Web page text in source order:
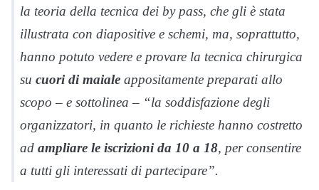
la teoria della tecnica dei by pass, che gli è stata
illustrata con diapositive e schemi, ma, soprattutto,
hanno potuto vedere e provare la tecnica chirurgica
su cuori di maiale appositamente preparati allo
scopo – e sottolinea – “la soddisfazione degli
organizzatori, in quanto le richieste hanno costretto
ad ampliare le iscrizioni da 10 a 18, per consentire
a tutti gli interessati di partecipare”.